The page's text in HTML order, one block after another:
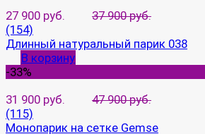
27 900 руб.
37 900 руб.
(154)
Длинный натуральный парик 038
В корзину
-33%
31 900 руб.
47 900 руб.
(115)
Монопарик на сетке Gemse